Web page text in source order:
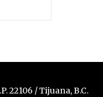
22106 / Tijuana, B.C.